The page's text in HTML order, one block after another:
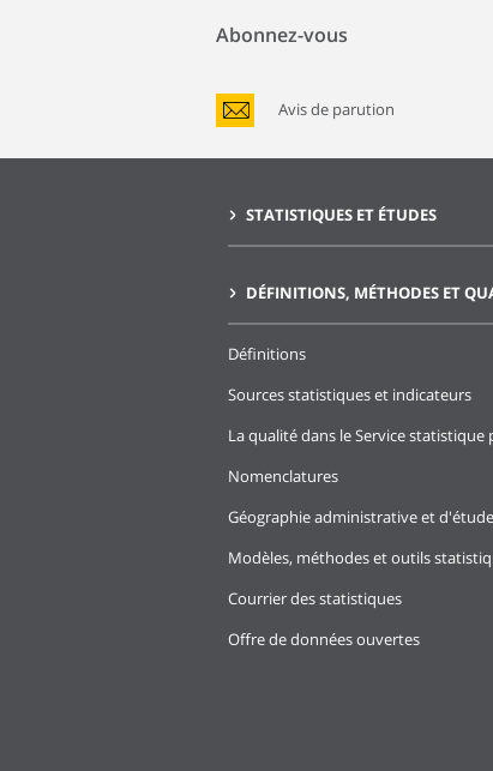
Abonnez-vous
Avis de parution
STATISTIQUES ET ÉTUDES
DÉFINITIONS, MÉTHODES ET
Définitions
Sources statistiques et indicateurs
La qualité dans le Service statistique
Nomenclatures
Géographie administrative et d'étude
Modèles, méthodes et outils
Courrier des statistiques
Offre de données ouvertes